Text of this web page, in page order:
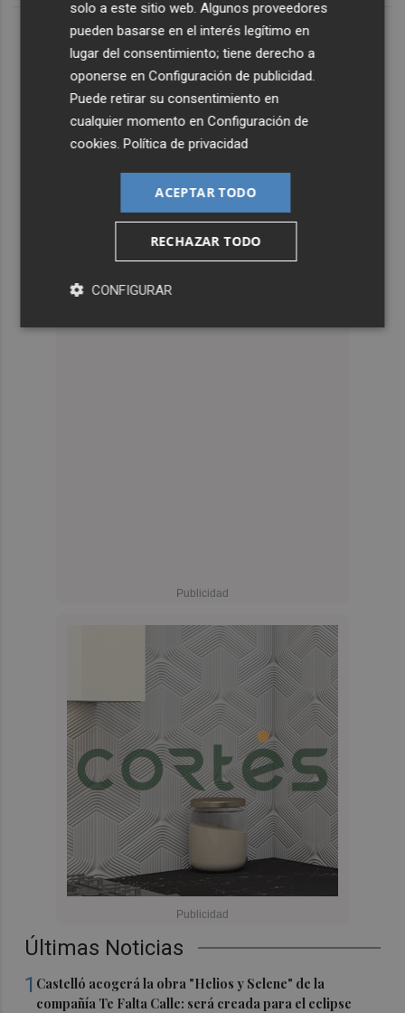
Últimas Noticias
1 Castelló acogerá la obra "Helios y Selene" de la
compañía Te Falta Calle: será creada para el eclipse
solo a este sitio web. Algunos proveedores
pueden basarse en el interés legítimo en
lugar del consentimiento; tiene derecho a
oponerse enConfiguración de publicidad
Puede retirar su consentimiento en
cualquier momento enConfiguración de
cookies .Política de privacidad
ACEPTAR TODO
RECHAZAR TODO
CONFIGURAR